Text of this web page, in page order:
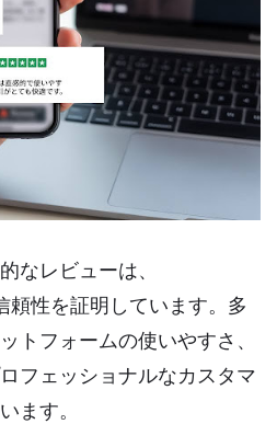
なレビューは、
性を証明しています。多
トフォームの使いやすさ、
フェッショナルなカスタマ
ます。